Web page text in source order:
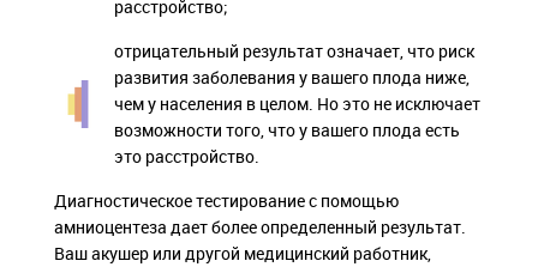
расстройство;
отрицательный результат означает, что риск
развития заболевания у вашего плода ниже,
чем у населения в целом. Но это не исключает
возможности того, что у вашего плода есть
это расстройство.
Диагностическое тестирование с помощью
амниоцентеза дает более определенный результат.
Ваш акушер или другой медицинский работник,